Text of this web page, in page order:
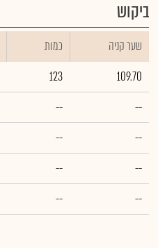
ביקוש
שער קניה כמות
109.70
123
--
--
--
--
--
--
--
--